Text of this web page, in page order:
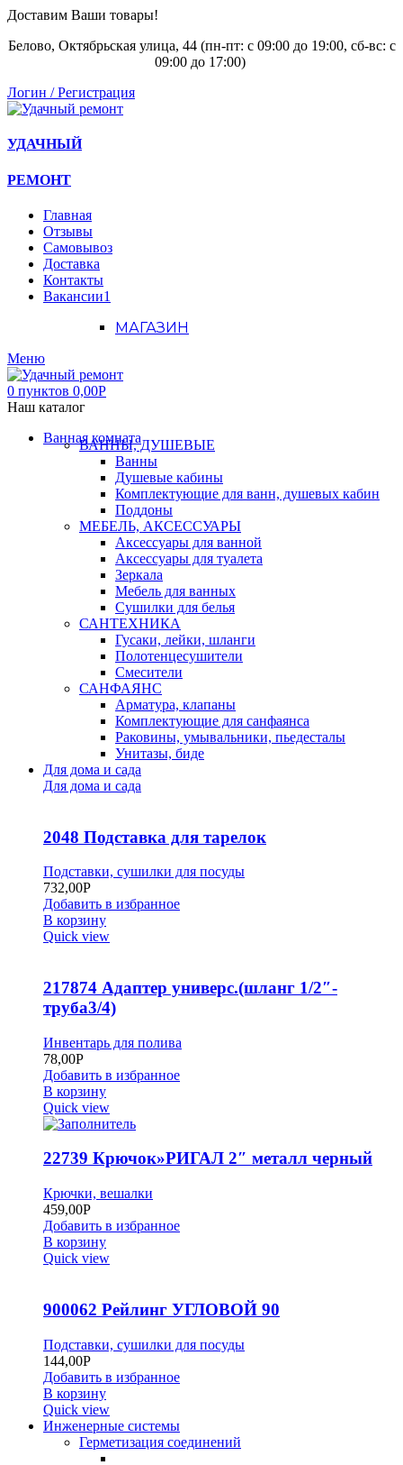
Доставим Ваши товары!
Белово, Октябрьская улица, 44 (пн-пт: с 09:00 до 19:00, сб-вс: с
09:00 до 17:00)
Логин / Регистрация
УДАЧНЫЙ
РЕМОНТ
Главная
Отзывы
Самовывоз
Доставка
Контакты
Вакансии1
МАГАЗИН
Меню
0 пунктов 0,00Р
Наш каталог
Ванная комната
ВАННЫ, ДУШЕВЫЕ
Ванны
Душевые кабины
Комплектующие для ванн, душевых кабин
Поддоны
МЕБЕЛЬ, АКСЕССУАРЫ
Аксессуары для ванной
Аксессуары для туалета
Зеркала
Мебель для ванных
Сушилки для белья
САНТЕХНИКА
Гусаки, лейки, шланги
Полотенцесушители
Смесители
САНФАЯНС
Арматура, клапаны
Комплектующие для санфаянса
Раковины, умывальники, пьедесталы
Унитазы, биде
Для дома и сада
Для дома и сада
2048 Подставка для тарелок
Подставки, сушилки для посуды
732,00Р
Добавить в избранное
В корзину
Quick view
217874 Адаптер универс.(шланг 1/2″-
труба3/4)
Инвентарь для полива
78,00Р
Добавить в избранное
В корзину
Quick view
22739 Крючок»РИГАЛ 2″ металл черный
Крючки, вешалки
459,00Р
Добавить в избранное
В корзину
Quick view
900062 Рейлинг УГЛОВОЙ 90
Подставки, сушилки для посуды
144,00Р
Добавить в избранное
В корзину
Quick view
Инженерные системы
Герметизация соединений